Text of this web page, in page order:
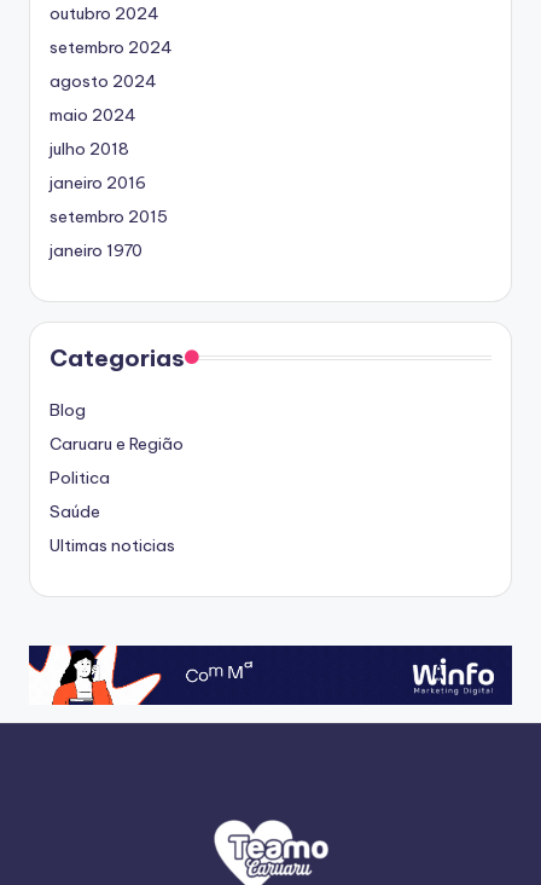
outubro 2024
setembro 2024
agosto 2024
maio 2024
julho 2018
janeiro 2016
setembro 2015
janeiro 1970
Categorias
Blog
Caruaru e Região
Politica
Saúde
Ultimas noticias